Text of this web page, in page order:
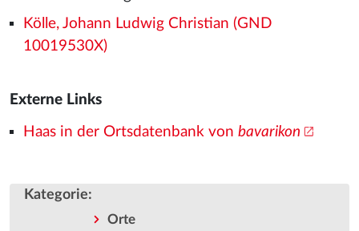
Kölle, Johann Ludwig Christian (GND
10019530X)
Externe Links
Haas in der Ortsdatenbank von bavarikon
Kategorie:
Orte